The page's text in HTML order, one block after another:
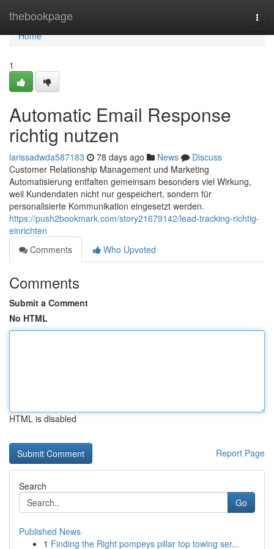
thebookpage
Home
Home
1
Automatic Email Response
richtig nutzen
larissadwda587183 78 days ago News
Discuss
Customer Relationship Management und Marketing
Automatisierung entfalten gemeinsam besonders viel Wirkung,
weil Kundendaten nicht nur gespeichert, sondern für
personalisierte Kommunikation eingesetzt werden.
https://push2bookmark.com/story21679142/lead-tracking-richtig-
einrichten
Comments
Who Upvoted
Comments
Submit a Comment
No HTML
HTML is disabled
Report Page
Search
Go
Published News
1 Finding the Right pompeys pillar top towing ser...